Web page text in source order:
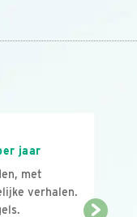
jaar
met
verhalen.